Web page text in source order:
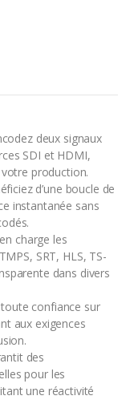
deux signaux
SDI et HDMI,
production.
d’une boucle de
instantanée sans
charge les
SRT, HLS, TS-
dans divers
confiance sur
aux exigences
des
pour les
une réactivité